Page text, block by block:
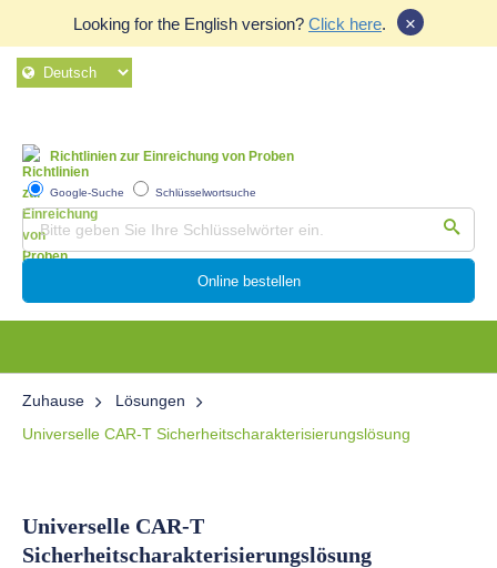
Looking for the English version? Click here. ×
Richtlinien zur Einreichung von Proben
Google-Suche Schlüsselwortsuche
Online bestellen
Zuhause
Lösungen
Universelle CAR-T Sicherheitscharakterisierungslösung
Universelle CAR-T
Sicherheitscharakterisierungslösung